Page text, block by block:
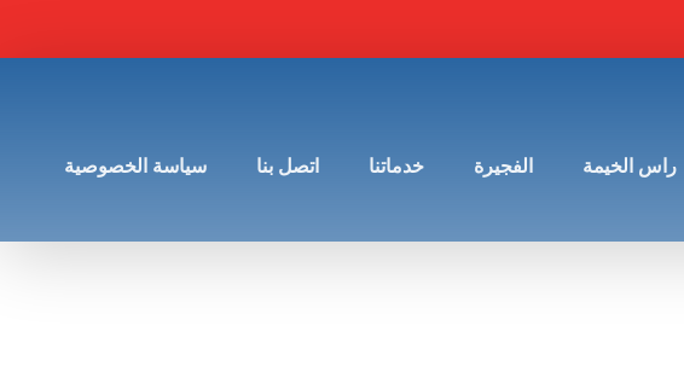
راس الخيمة الفجيرة خدماتنا اتصل بنا سياسة الخصوصية